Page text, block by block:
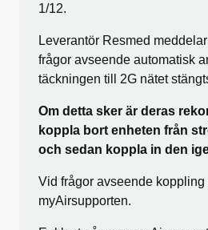
1/12.
Leverantör Resmed
frågor avseende automatisk
täckningen till 2G nätet
Om detta sker är deras
koppla bort enheten från
och sedan koppla in den
Vid frågor avseende
myAirsupporten.